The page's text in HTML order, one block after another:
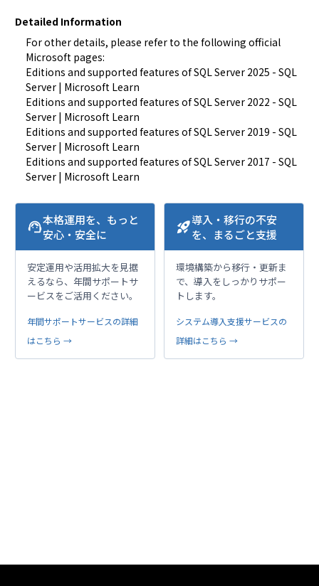
Detailed Information
For other details, please refer to the following official
Editions and supported features of SQL Server 2025 - SQL
Server | Microsoft Learn
Editions and supported features of SQL Server 2022 - SQL
Server | Microsoft Learn
Editions and supported features of SQL Server 2019 - SQL
Server | Microsoft Learn
Editions and supported features of SQL Server 2017 - SQL
Server | Microsoft Learn
support_agent本格運用を、もっと
安心・安全に
安定運用や活用拡大を見据
えるなら、年間サポートサ
ービスをご活用ください。
年間サポートサービスの詳細
はこちら →
rocket_launch導入・移行の不安
を、まるごと支援
環境構築から移行・更新ま
で、導入をしっかりサポー
トします。
システム導入支援サービスの
詳細はこちら →